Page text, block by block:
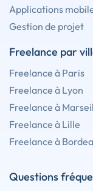
Applications
Gestion de projet
Freelance par
Freelance à Paris
Freelance à Lyon
Freelance à
Freelance à Lille
Freelance à
Questions